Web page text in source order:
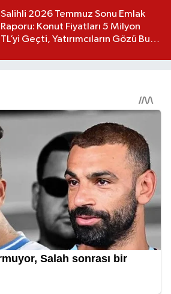
Salihli 2026 Temmuz Sonu Emlak
Raporu: Konut Fiyatları 5 Milyon
TL’yi Geçti, Yatırımcıların Gözü Bu